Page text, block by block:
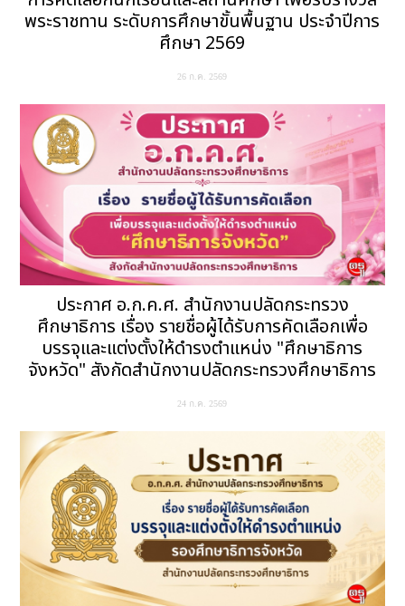
พระราชทาน ระดับการศึกษาขั้นพื้นฐาน ประจำปีการ
ศึกษา 2569
26 ก.ค. 2569
ประกาศ อ.ก.ค.ศ. สำนักงานปลัดกระทรวง
ศึกษาธิการ เรื่อง รายชื่อผู้ได้รับการคัดเลือกเพื่อ
บรรจุและแต่งตั้งให้ดำรงตำแหน่ง "ศึกษาธิการ
จังหวัด" สังกัดสำนักงานปลัดกระทรวงศึกษาธิการ
24 ก.ค. 2569